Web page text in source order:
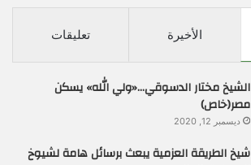
الأخيرة تعليقات
الشيخ مختار الدسوقي…«ولي الله» يسكن
مصر(خاص)
ديسمبر 12, 2020
شيخ الطريقة العزمية يبعث برسائل هامة لشيوخ